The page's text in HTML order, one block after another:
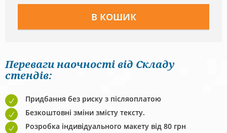
Переваги наочності від Складу
стендів:
Придбання без риску з післяоплатою
Безкоштовні зміни змісту тексту.
Розробка індивідуального макету від 80 грн